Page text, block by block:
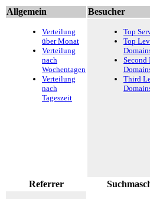
Allgemein Besucher
Verteilung
über Monat
Verteilung
nach
Wochentagen
Verteilung
nach
Tageszeit
Top
Top
Second
Third
Referrer